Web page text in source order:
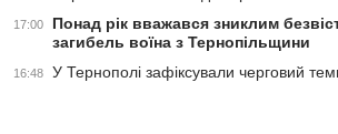
17:00
Понад рік вважався зниклим
загибель воїна з Тернопільщини
16:48 У Тернополі зафіксували черговий